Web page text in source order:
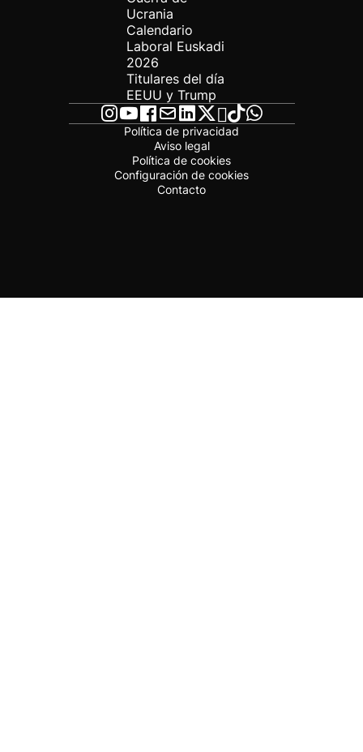
Ucrania
Calendario
Laboral Euskadi
2026
Titulares del día
EEUU y Trump
Política de privacidad
Aviso legal
Política de cookies
Configuración de cookies
Contacto